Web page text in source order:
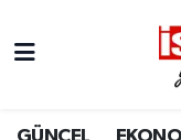
Nöbetçi